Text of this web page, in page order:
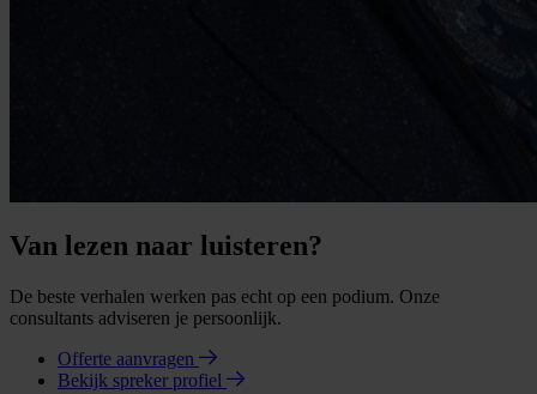
Van lezen naar luisteren?
De beste verhalen werken pas echt op een podium. Onze
consultants adviseren je persoonlijk.
Offerte aanvragen
Bekijk spreker profiel